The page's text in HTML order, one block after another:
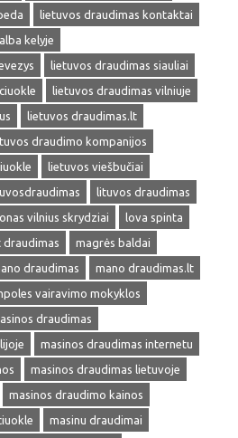
lietuvos draudimas kontaktai
kelyje
lietuvos draudimas siauliai
lietuvos draudimas vilniuje
lietuvos draudimas.lt
draudimo kompanijos
lietuvos viešbučiai
lituvos draudimas
vilnius skrydziai
lova spinta
draudimas
magrės baldai
draudimas
mano draudimas.lt
vairavimo mokyklos
draudimas
masinos draudimas internetu
masinos draudimas lietuvoje
masinos draudimo kainos
masinu draudimai